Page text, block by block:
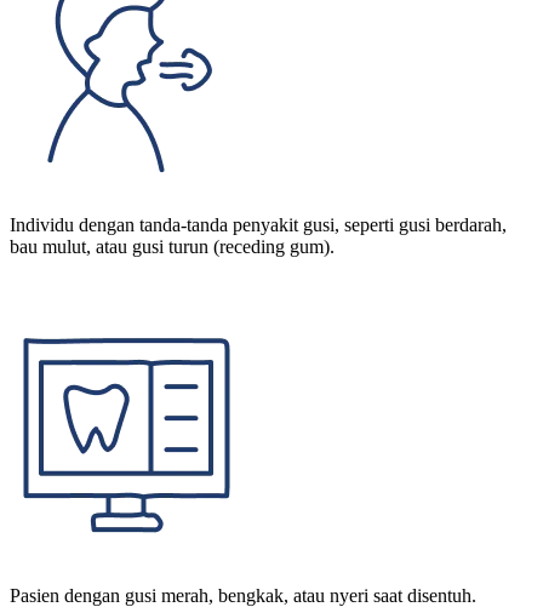
Individu dengan tanda-tanda penyakit gusi, seperti gusi berdarah,
bau mulut, atau gusi turun (receding gum).
Pasien dengan gusi merah, bengkak, atau nyeri saat disentuh.